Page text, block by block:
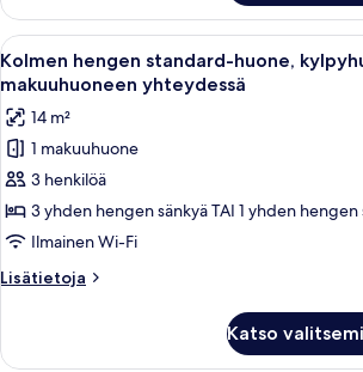
standard-
huone,
kylpyhuone
makuuhuoneen
Avaa
kaikki
huonetyypin
Kolmen
hengen
standard-
huone,
kylpyhuone
makuuhuoneen
yhteydessä
19
Kolmen hengen standard-huone,
makuuhuoneen yhteydessä
14 m²
1 makuuhuone
3 henkilöä
3 yhden hengen sänkyä TAI 1 yhden hengen
Ilmainen Wi-Fi
Lisätietoja
Lisätietoja
standard-
Katso